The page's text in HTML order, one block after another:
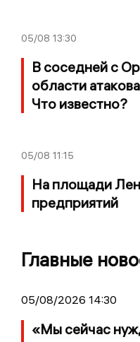
05/08 13:30
В соседней с
области
Что известно?
05/08 11:15
На площади
предприятий
Главные
05/08/2026 14:30
«Мы сейчас